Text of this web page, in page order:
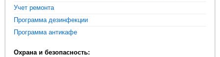
Учет ремонта
Программа дезинфекции
Программа антикафе
Охрана и безопасность: